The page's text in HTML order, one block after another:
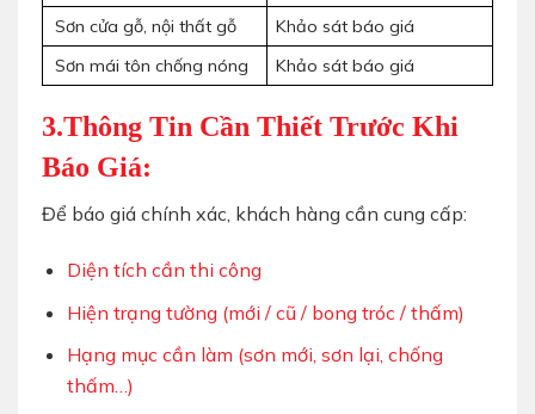
Sơn cửa gỗ, nội thất gỗ
Khảo sát báo giá
Sơn mái tôn chống nóng
Khảo sát báo giá
3.Thông Tin Cần Thiết Trước Khi
Báo Giá:
Để báo giá chính xác, khách hàng cần cung cấp:
Diện tích cần thi công
Hiện trạng tường (mới / cũ / bong tróc / thấm)
Hạng mục cần làm (sơn mới, sơn lại, chống
thấm…)